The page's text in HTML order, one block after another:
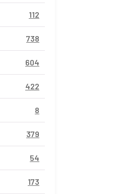
112
738
604
422
8
379
54
173